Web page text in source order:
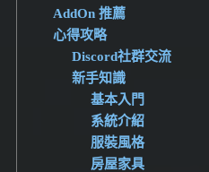
AddOn 推薦
心得攻略
Discord社群交流
新手知識
基本入門
系統介紹
服裝風格
房屋家具